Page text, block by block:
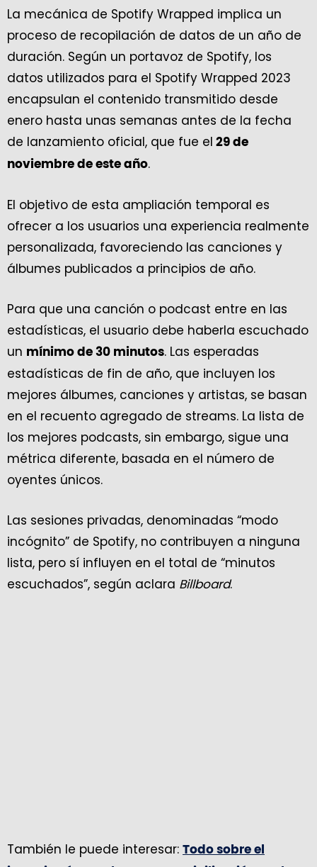
La mecánica de Spotify Wrapped implica un
proceso de recopilación de datos de un año de
duración. Según un portavoz de Spotify, los
datos utilizados para el Spotify Wrapped 2023
encapsulan el contenido transmitido desde
enero hasta unas semanas antes de la fecha
de lanzamiento oficial, que fue el 29 de
noviembre de este año.
El objetivo de esta ampliación temporal es
ofrecer a los usuarios una experiencia realmente
personalizada, favoreciendo las canciones y
álbumes publicados a principios de año.
Para que una canción o podcast entre en las
estadísticas, el usuario debe haberla escuchado
un mínimo de 30 minutos. Las esperadas
estadísticas de fin de año, que incluyen los
mejores álbumes, canciones y artistas, se basan
en el recuento agregado de streams. La lista de
los mejores podcasts, sin embargo, sigue una
métrica diferente, basada en el número de
oyentes únicos.
Las sesiones privadas, denominadas “modo
incógnito” de Spotify, no contribuyen a ninguna
lista, pero sí influyen en el total de “minutos
escuchados”, según aclara Billboard.
También le puede interesar: Todo sobre el